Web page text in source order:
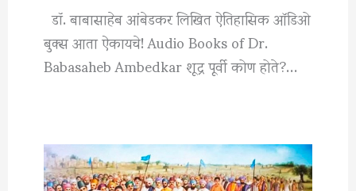
डॉ. बाबासाहेब आंबेडकर लिखित ऐतिहासिक ऑडिओ
बुक्स आता ऐकायचे! Audio Books of Dr.
Babasaheb Ambedkar शूद्र पूर्वी कोण होते?…